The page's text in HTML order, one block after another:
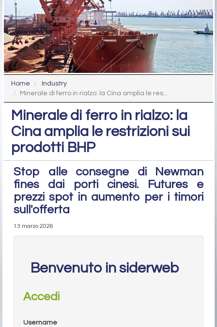
Home
Industry
Minerale di ferro in rialzo: la Cina amplia le res...
Minerale di ferro in rialzo: la
Cina amplia le restrizioni sui
prodotti BHP
Stop alle consegne di Newman
fines dai porti cinesi. Futures e
prezzi spot in aumento per i timori
sull'offerta
13 marzo 2026
Benvenuto in siderweb
Accedi
Username